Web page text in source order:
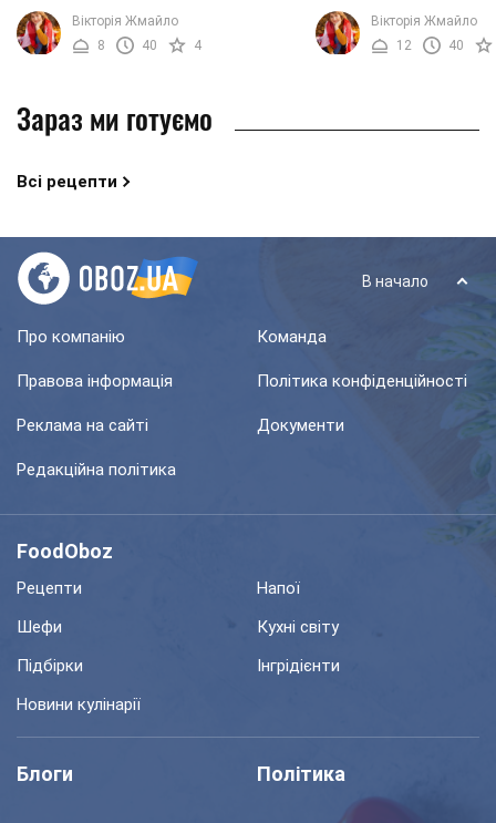
зупинитися саме на цьому рецепті.
Річ у тім, що дана випічка виходить
дуже смачною, ...
Вікторія Жмайло
8
40 4
Подавати на стіл їх
цукровою пудрою, так і
глазур'ю на ваш ...
Вікторія Жмайло
12
40
Зараз ми готуємо
Всі рецепти
В начало
Про компанію Команда
Правова інформація Політика конфіденційності
Реклама на сайті Документи
Редакційна політика
FoodOboz
Рецепти
Напої
Шефи
Кухні світу
Підбірки
Інгрідієнти
Новини кулінарії
Блоги Політика